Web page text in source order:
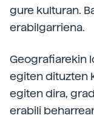
gure kulturan.
erabilgarriena.
Geografiarekin
egiten dituzten
egiten dira,
erabili